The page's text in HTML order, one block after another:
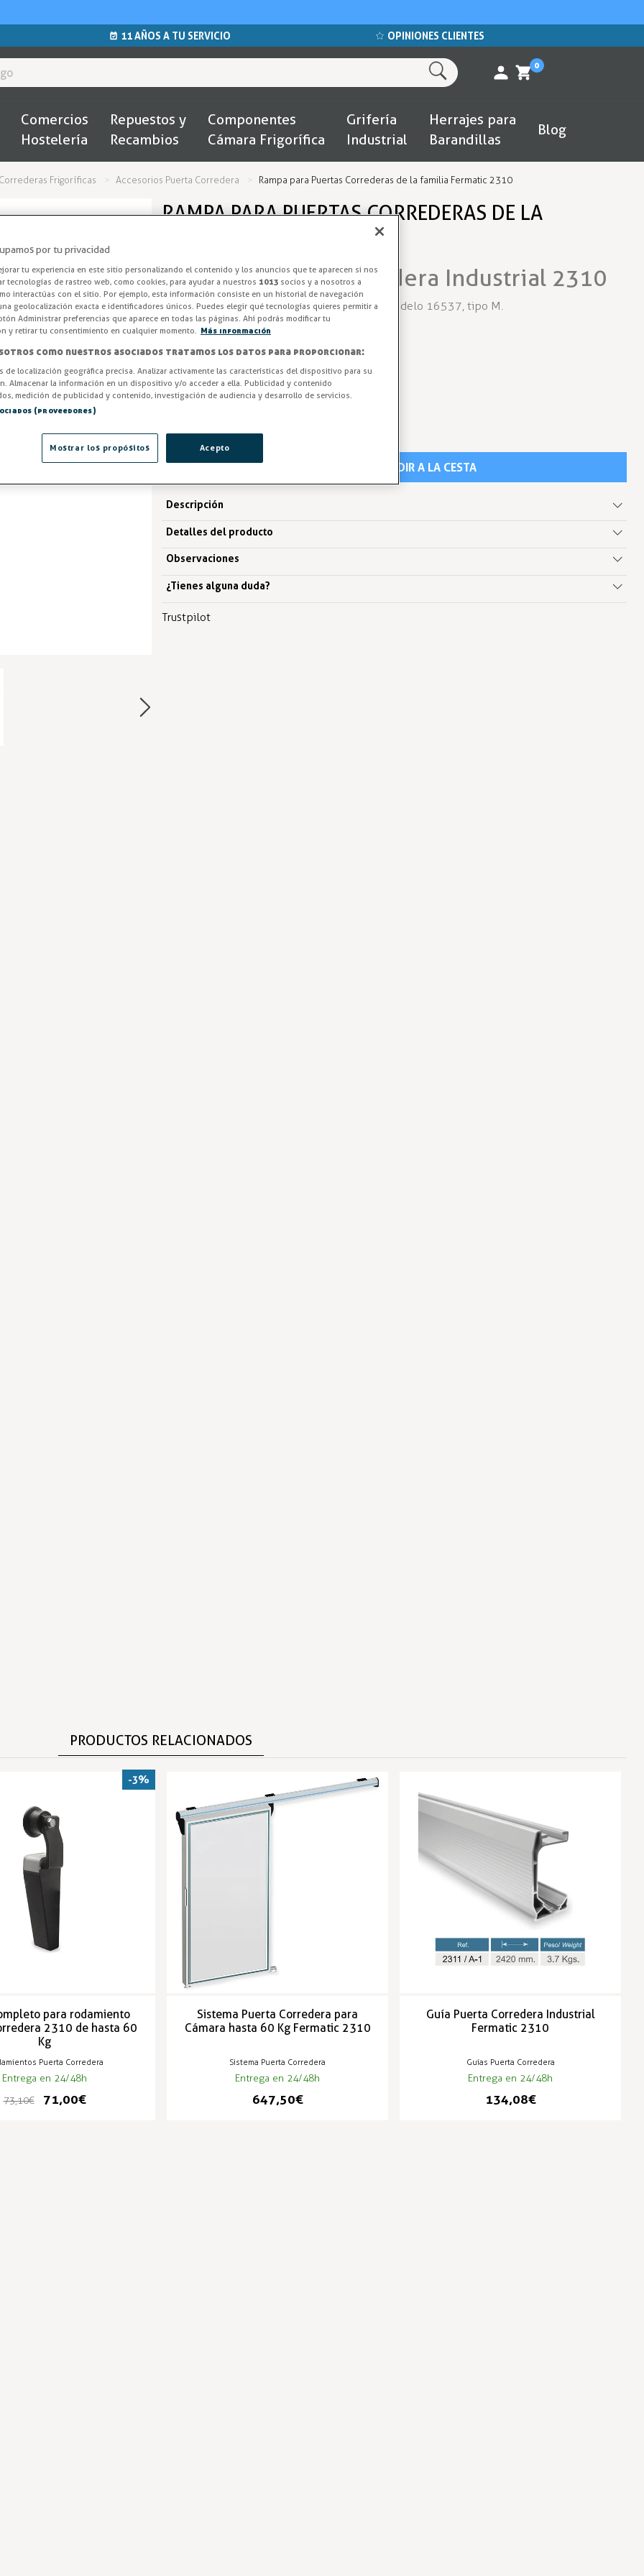
11 AÑOS A TU SERVICIO OPINIONES CLIENTES
0
Comercios
Hostelería
Repuestos y
Recambios
Componentes
Cámara Frigorífica
Grifería
Industrial
Herrajes para
Barandillas
Blog
Frigoríficas Accesorios Puerta Corredera Rampa para Puertas Correderas de la familia Fermatic 2310
RAMPA PARA PUERTAS CORREDERAS DE LA
FAMILIA FERMATIC 2310
Rampa Sistema Corredera Industrial 2310
Rampa para correderas de la familia 2310. Modelo 16537, tipo M.
Entrega en 24/48h
-3% AHORRA -0,14 €
4,94 €
IVA excl. 4,08€
AÑADIR A LA CESTA
Descripción
Detalles del producto
Observaciones
¿Tienes alguna duda?
Trustpilot
PRODUCTOS RELACIONADOS
para rodamiento
2310 de hasta 60
Kg
Puerta Corredera
Entrega en 24/48h
73,10 €
71,00 €
-3%
Sistema Puerta Corredera para
Cámara hasta 60 Kg Fermatic 2310
Sistema Puerta Corredera
Entrega en 24/48h
647,50 €
Guía Puerta Corredera Industrial
Fermatic 2310
Guías Puerta Corredera
Entrega en 24/48h
134,08 €
por tu privacidad
tu experiencia en este sitio personalizando el contenido y los anuncios que te aparecen si nos
tecnologías de rastreo web, como cookies, para ayudar a nuestros 1013 socios y a nosotros a
interactúas con el sitio. Por ejemplo, esta información consiste en un historial de navegación
geolocalización exacta e identificadores únicos. Puedes elegir qué tecnologías quieres permitir a
Administrar preferencias que aparece en todas las páginas. Ahí podrás modificar tu
y retirar tu consentimiento en cualquier momento.
Más información
como nuestros asociados tratamos los datos para proporcionar:
de localización geográfica precisa. Analizar activamente las características del dispositivo para su
Almacenar la información en un dispositivo y/o acceder a ella. Publicidad y contenido
medición de publicidad y contenido, investigación de audiencia y desarrollo de servicios.
(proveedores)
Acepto
Mostrar los propósitos